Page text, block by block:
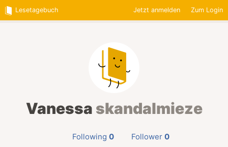
Lesetagebuch Jetzt anmelden Zum Login
Vanessa skandalmieze
Following 0 Follower 0